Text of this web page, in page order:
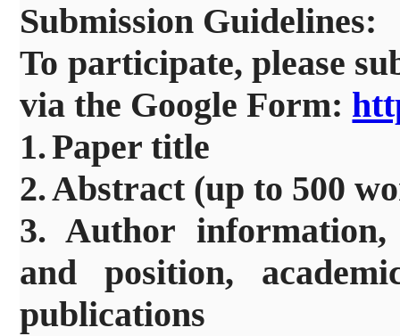
Submission Guidelines:
To participate, please
via the Google Form:
1.Paper title
2.Abstract (up to 500
3. Author
and position,
publications